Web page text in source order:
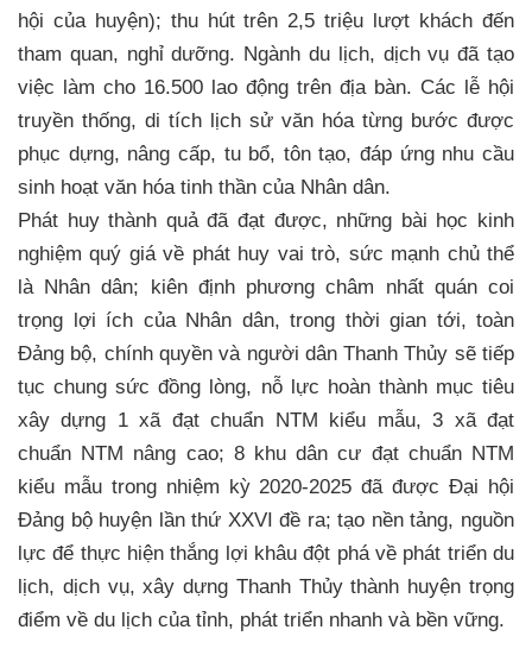
hội của huyện); thu hút trên 2,5 triệu lượt khách đến
tham quan, nghỉ dưỡng. Ngành du lịch, dịch vụ đã tạo
việc làm cho 16.500 lao động trên địa bàn. Các lễ hội
truyền thống, di tích lịch sử văn hóa từng bước được
phục dựng, nâng cấp, tu bổ, tôn tạo, đáp ứng nhu cầu
sinh hoạt văn hóa tinh thần của Nhân dân.
Phát huy thành quả đã đạt được, những bài học kinh
nghiệm quý giá về phát huy vai trò, sức mạnh chủ thể
là Nhân dân; kiên định phương châm nhất quán coi
trọng lợi ích của Nhân dân, trong thời gian tới, toàn
Đảng bộ, chính quyền và người dân Thanh Thủy sẽ tiếp
tục chung sức đồng lòng, nỗ lực hoàn thành mục tiêu
xây dựng 1 xã đạt chuẩn NTM kiểu mẫu, 3 xã đạt
chuẩn NTM nâng cao; 8 khu dân cư đạt chuẩn NTM
kiểu mẫu trong nhiệm kỳ 2020-2025 đã được Đại hội
Đảng bộ huyện lần thứ XXVI đề ra; tạo nền tảng, nguồn
lực để thực hiện thắng lợi khâu đột phá về phát triển du
lịch, dịch vụ, xây dựng Thanh Thủy thành huyện trọng
điểm về du lịch của tỉnh, phát triển nhanh và bền vững.